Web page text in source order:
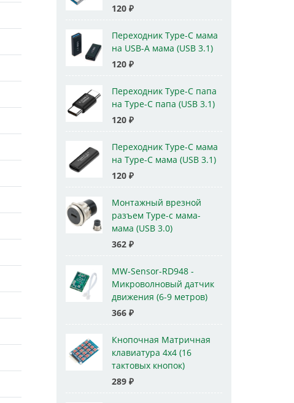
120 ₽
Переходник Type-C мама
на USB-A мама (USB 3.1)
120 ₽
Переходник Type-C папа
на Type-C папа (USB 3.1)
120 ₽
Переходник Type-C мама
на Type-C мама (USB 3.1)
120 ₽
Монтажный врезной
разъем Type-c мама-
мама (USB 3.0)
362 ₽
MW-Sensor-RD948 -
Микроволновый датчик
движения (6-9 метров)
366 ₽
Кнопочная Матричная
клавиатура 4x4 (16
тактовых кнопок)
289 ₽